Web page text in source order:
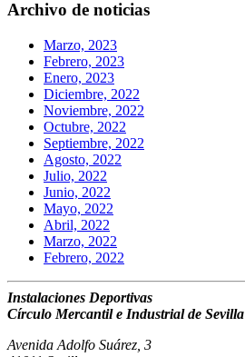
Archivo de noticias
Marzo, 2023
Febrero, 2023
Enero, 2023
Diciembre, 2022
Noviembre, 2022
Octubre, 2022
Septiembre, 2022
Agosto, 2022
Julio, 2022
Junio, 2022
Mayo, 2022
Abril, 2022
Marzo, 2022
Febrero, 2022
Instalaciones Deportivas
Círculo Mercantil e Industrial de Sevilla
Avenida Adolfo Suárez, 3